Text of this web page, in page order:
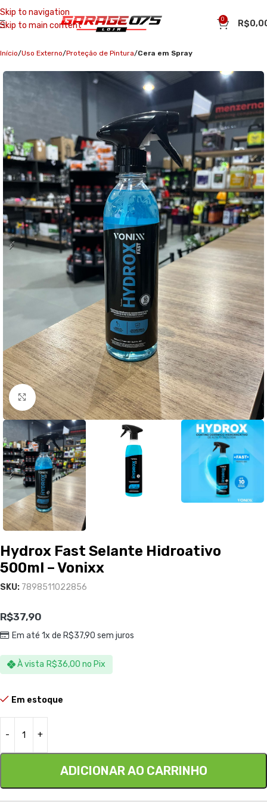
Skip to navigation
Skip to main content
0 R$
Início Uso Externo Proteção de Pintura Cera em Spray
Clique para ampliar
Hydrox Fast Selante Hidroativo
500ml – Vonixx
SKU: 7898511022856
R$37,90
Em até 1x de R$37,90 sem juros
À vista R$36,00 no Pix
Em estoque
ADICIONAR AO CARRINHO